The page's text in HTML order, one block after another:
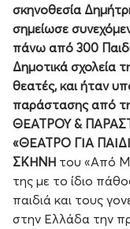
σκηνοθεσία
σημείωσε
πάνω από 300
Δημοτικά σχολεία
θεατές, και ήταν
παράστασης από
ΘΕΑΤΡΟΥ &
«ΘΕΑΤΡΟ ΓΙΑ
ΣΚΗΝΗ του «Από
της με το ίδιο
παιδιά και τους
στην Ελλάδα την